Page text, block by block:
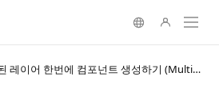
[피그마] 여러개 선택된 레이어 한번에 컴포넌트 생성하기 (Multiple Components)